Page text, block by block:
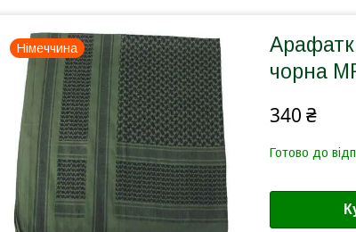
Німеччина
чорна
340 ₴
Готово до